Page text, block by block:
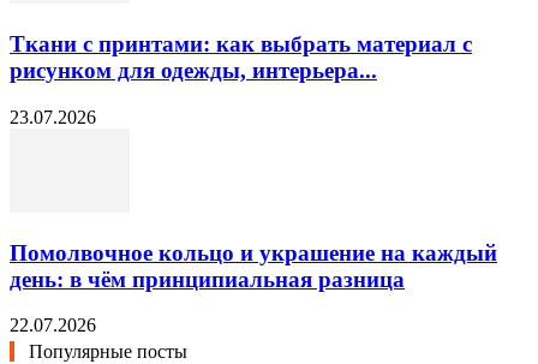
Ткани с принтами: как выбрать материал с
рисунком для одежды, интерьера...
23.07.2026
Помолвочное кольцо и украшение на каждый
день: в чём принципиальная разница
22.07.2026
Популярные посты